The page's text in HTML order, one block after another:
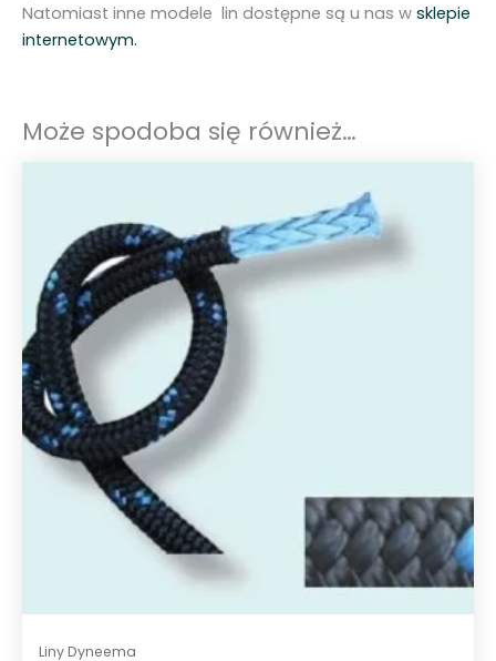
Natomiast inne modele lin dostępne są u nas w sklepie
internetowym.
Może spodoba się również…
Liny Dyneema